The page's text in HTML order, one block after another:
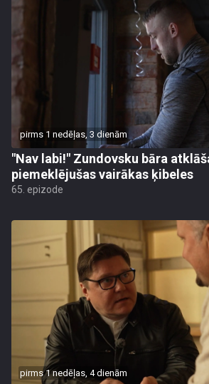
pirms 1 nedēļas, 3 dienām
"Nav labi!" Zundovsku bāra
piemeklējušas vairākas ķibeles
65. epizode
pirms 1 nedēļas, 4 dienām